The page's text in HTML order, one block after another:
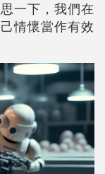
一下，我們在
情懷當作有效